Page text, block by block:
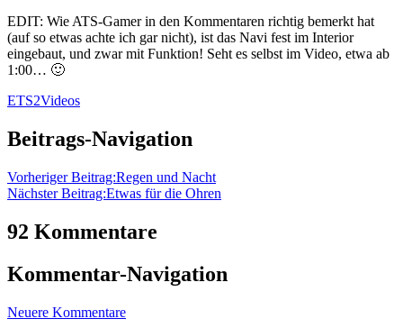
EDIT: Wie ATS-Gamer in den Kommentaren richtig bemerkt hat
(auf so etwas achte ich gar nicht), ist das Navi fest im Interior
eingebaut, und zwar mit Funktion! Seht es selbst im Video, etwa ab
1:00… 🙂
ETS2Videos
Beitrags-Navigation
Vorheriger Beitrag:Regen und Nacht
Nächster Beitrag:Etwas für die Ohren
92 Kommentare
Kommentar-Navigation
Neuere Kommentare